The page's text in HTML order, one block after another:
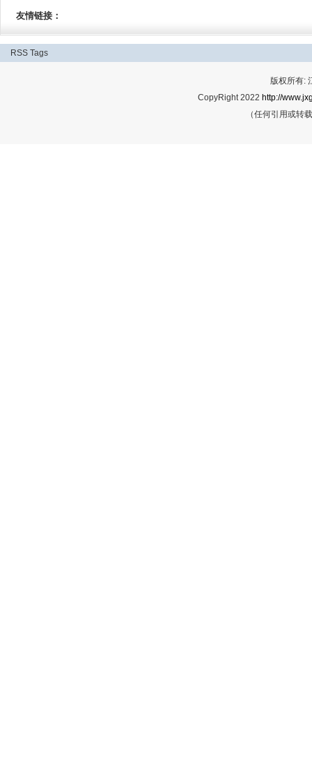
友情链接：
RSS Tags
版权所有:
CopyRight 2022 http://
（任何引用或转